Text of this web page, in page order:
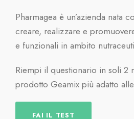
Pharmagea è un’azienda nata
creare, realizzare e
e funzionali in ambito
Riempi il questionario in soli 2
prodotto Geamix più adatto
FAI IL TEST